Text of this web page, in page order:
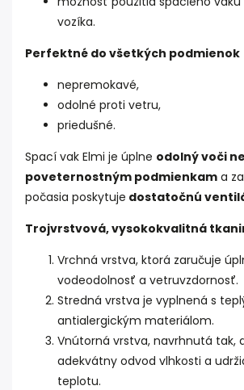
vozíka.
Perfektné do všetkých podmienok
nepremokavé,
odolné proti vetru,
priedušné.
Spací vak Elmi je úplne odolný voči
poveternostným podmienkam a
počasia poskytuje dostatočnú
Trojvrstvová, vysokokvalitná
Vrchná vrstva, ktorá zaručuje
vodeodolnosť a vetruvzdornosť.
Stredná vrstva je vyplnená s
antialergickým materiálom.
Vnútorná vrstva, navrhnutá tak,
adekvátny odvod vlhkosti a
teplotu.